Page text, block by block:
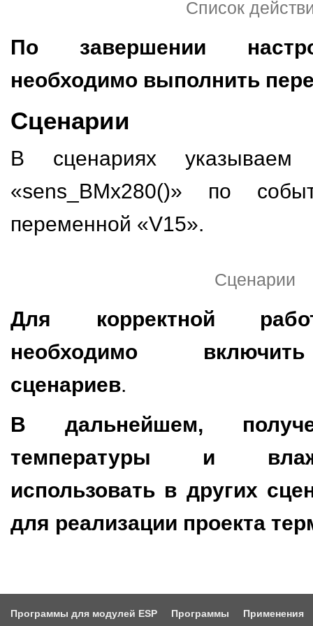
Список
По завершении
необходимо выполнить
Сценарии
В сценариях указываем
«sens_BMx280()» по
переменной «V15».
Сценарии
Для корректной
необходимо
сценариев.
В дальнейшем,
температуры и
использовать в других
для реализации проекта
Программы для модулей ESP Программы Применения